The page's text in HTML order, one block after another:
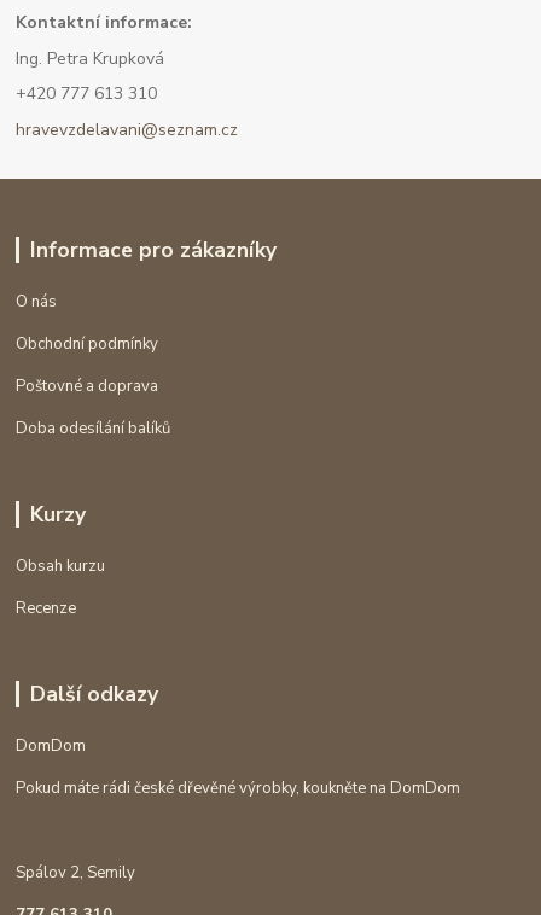
Kontaktní informace:
Ing. Petra Krupková
+420 777 613 310
hravevzdelavani@seznam.cz
Informace pro zákazníky
O nás
Obchodní podmínky
Poštovné a doprava
Doba odesílání balíků
Kurzy
Obsah kurzu
Recenze
Další odkazy
DomDom
Pokud máte rádi české dřevěné výrobky, koukněte na DomDom
Spálov 2, Semily